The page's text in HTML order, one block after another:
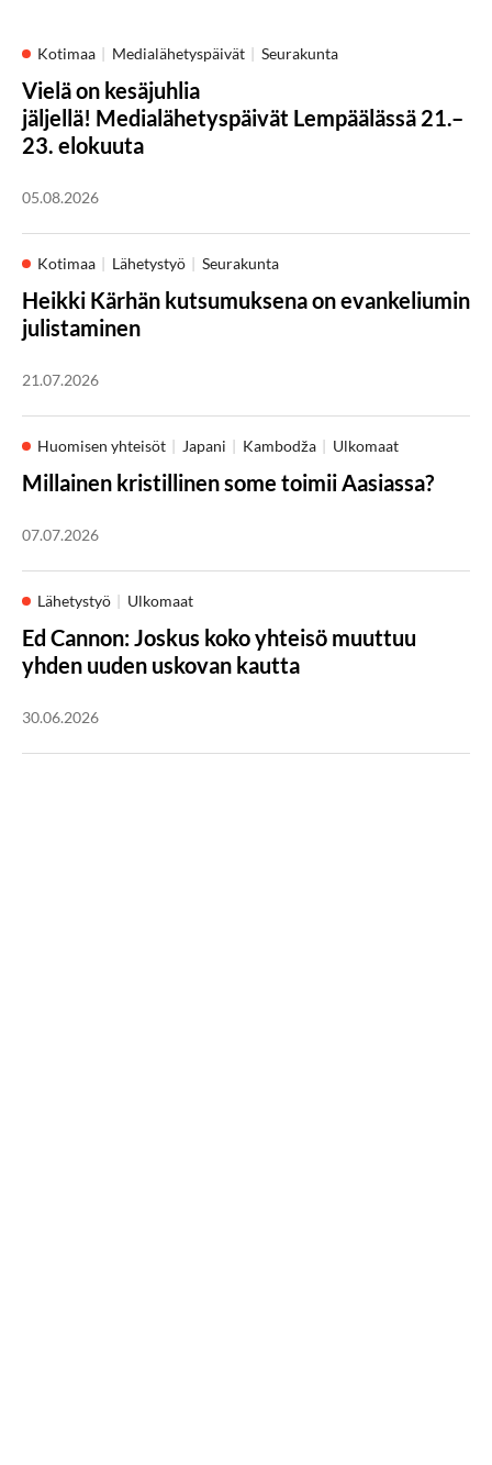
Kotimaa Medialähetyspäivät Seurakunta
Vielä on kesäjuhlia
jäljellä! Medialähetyspäivät Lempäälässä 21.–
23. elokuuta
05.08.2026
Kotimaa Lähetystyö Seurakunta
Heikki Kärhän kutsumuksena on evankeliumin
julistaminen
21.07.2026
Huomisen yhteisöt Japani Kambodža Ulkomaat
Millainen kristillinen some toimii Aasiassa?
07.07.2026
Lähetystyö Ulkomaat
Ed Cannon: Joskus koko yhteisö muuttuu
yhden uuden uskovan kautta
30.06.2026